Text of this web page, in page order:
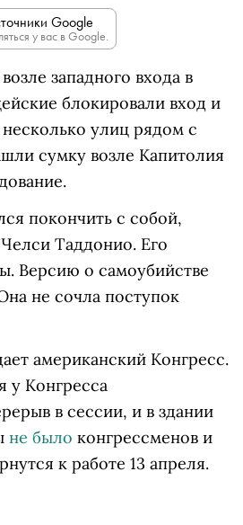
Google
у вас в Google.
западного входа в
блокировали вход и
улиц рядом с
сумку возле Капитолия
покончить с собой,
Таддонио. Его
Версию о самоубийстве
не сочла поступок
американский Конгресс.
у Конгресса
в сессии, и в здании
не было конгрессменов и
к работе 13 апреля.